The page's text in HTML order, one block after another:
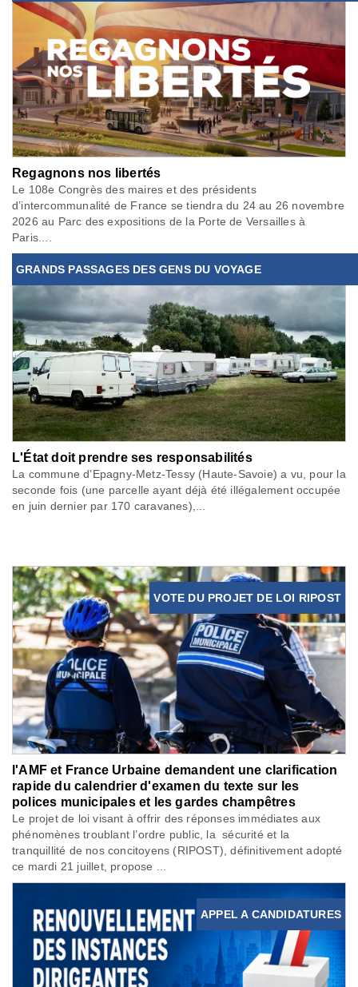
Regagnons nos libertés
Le 108e Congrès des maires et des présidents
d’intercommunalité de France se tiendra du 24 au 26 novembre
2026 au Parc des expositions de la Porte de Versailles à
Paris....
GRANDS PASSAGES DES GENS DU VOYAGE
L'État doit prendre ses responsabilités
La commune d’Epagny-Metz-Tessy (Haute-Savoie) a vu, pour la
seconde fois (une parcelle ayant déjà été illégalement occupée
en juin dernier par 170 caravanes),...
VOTE DU PROJET DE LOI RIPOST
l'AMF et France Urbaine demandent une clarification
rapide du calendrier d'examen du texte sur les
polices municipales et les gardes champêtres
Le projet de loi visant à offrir des réponses immédiates aux
phénomènes troublant l’ordre public, la sécurité et la
tranquillité de nos concitoyens (RIPOST), définitivement adopté
ce mardi 21 juillet, propose ...
APPEL A CANDIDATURES